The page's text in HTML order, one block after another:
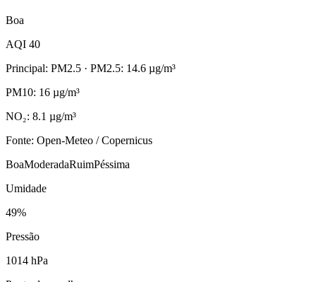
Boa
AQI 40
Principal: PM2.5 · PM2.5: 14.6 µg/m³
PM10: 16 µg/m³
NO₂: 8.1 µg/m³
Fonte: Open-Meteo / Copernicus
BoaModeradaRuimPéssima
Umidade
49%
Pressão
1014 hPa